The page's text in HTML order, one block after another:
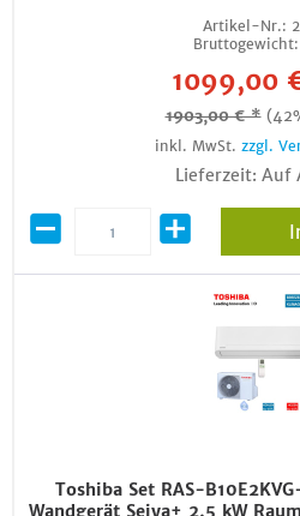
Artikel-Nr.:
Bruttogewicht:
1099,00
1903,00 € *
inkl. MwSt. zzgl.
Lieferzeit: Auf
Toshiba Set RAS-
Wandgerät Seiya+ 2,5 kW